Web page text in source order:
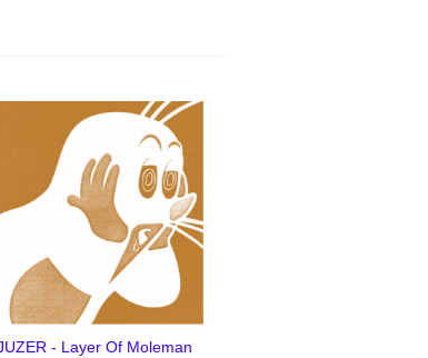
- Layer Of Moleman